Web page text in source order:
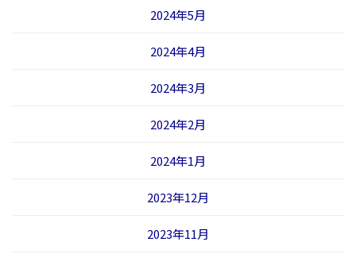
2024年5月
2024年4月
2024年3月
2024年2月
2024年1月
2023年12月
2023年11月